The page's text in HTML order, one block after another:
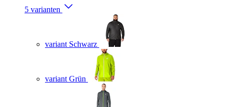
5 varianten
variant Schwarz
variant Grün